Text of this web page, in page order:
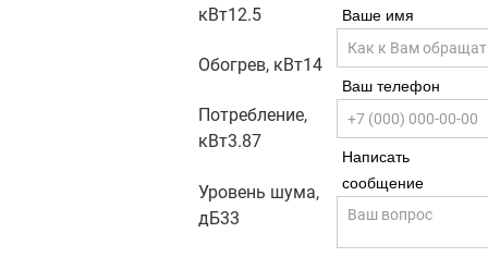
Ваше имя
Ваш телефон
Написать
сообщение
кВт12.5
Обогрев, кВт14
Потребление,
кВт3.87
Уровень шума,
дБ33